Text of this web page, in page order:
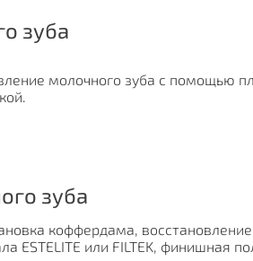
зуба
молочного зуба с помощью
зуба
коффердама,
ESTELITE или FILTEK, финишная